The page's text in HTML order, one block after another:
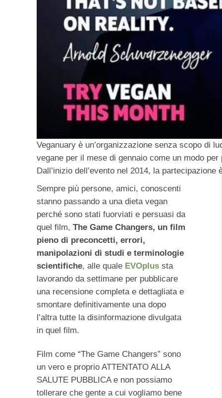
Veganuary è un’organizzazione senza scopo di
vegane per il mese di gennaio come un modo
Dall’inizio dell’evento nel 2014, la
Sempre più persone, amici, conoscenti
stanno passando a una dieta vegan
perché sono stati fuorviati e persuasi da
quel film, The Game Changers, un film
pieno di preconcetti, errori,
manipolazioni di studi e terminologie
scientifiche, alle quale EVOplus sta
lavorando da settimane per pubblicare
una recensione completa e dettagliata e
smontare definitivamente una dopo
l’altra tutte la disinformazione divulgata
in quel film.
Film come “The Game Changers” sono
un vero e proprio ATTENTATO ALLA
SALUTE PUBBLICA e non possiamo
tollerare che gente a cui vogliamo bene